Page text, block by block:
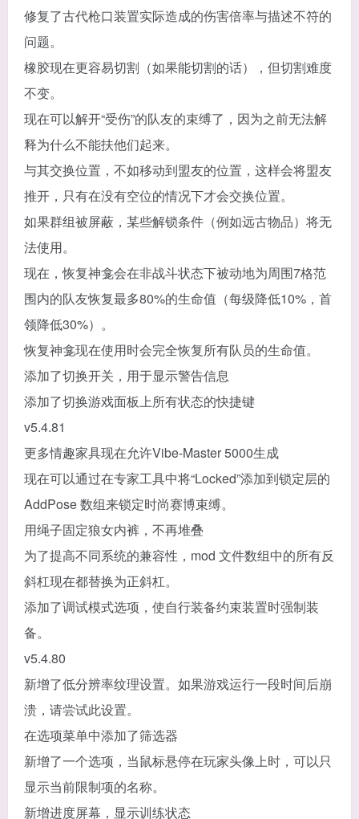
修复了古代枪口装置实际造成的伤害倍率与描述不符的
问题。
橡胶现在更容易切割（如果能切割的话），但切割难度
不变。
现在可以解开“受伤”的队友的束缚了，因为之前无法解
释为什么不能扶他们起来。
与其交换位置，不如移动到盟友的位置，这样会将盟友
推开，只有在没有空位的情况下才会交换位置。
如果群组被屏蔽，某些解锁条件（例如远古物品）将无
法使用。
现在，恢复神龛会在非战斗状态下被动地为周围7格范
围内的队友恢复最多80%的生命值（每级降低10%，首
领降低30%）。
恢复神龛现在使用时会完全恢复所有队员的生命值。
添加了切换开关，用于显示警告信息
添加了切换游戏面板上所有状态的快捷键
v5.4.81
更多情趣家具现在允许Vibe-Master 5000生成
现在可以通过在专家工具中将“Locked”添加到锁定层的
AddPose 数组来锁定时尚赛博束缚。
用绳子固定狼女内裤，不再堆叠
为了提高不同系统的兼容性，mod 文件数组中的所有反
斜杠现在都替换为正斜杠。
添加了调试模式选项，使自行装备约束装置时强制装
备。
v5.4.80
新增了低分辨率纹理设置。如果游戏运行一段时间后崩
溃，请尝试此设置。
在选项菜单中添加了筛选器
新增了一个选项，当鼠标悬停在玩家头像上时，可以只
显示当前限制项的名称。
新增进度屏幕，显示训练状态